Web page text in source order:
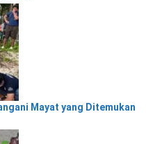
Mayat yang Ditemukan